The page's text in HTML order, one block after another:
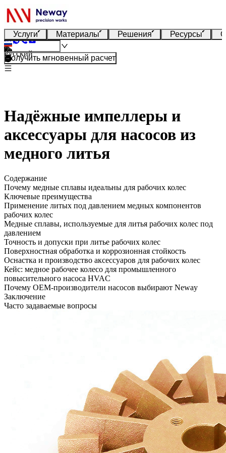
Услуги Материалы Решения Ресурсы
Русский
Получить мгновенный расчет
Надёжные импеллеры и
аксессуары для насосов из
медного литья
Содержание
Почему медные сплавы идеальны для рабочих колес
Ключевые преимущества
Применение литых под давлением медных компонентов
рабочих колес
Медные сплавы, используемые для литья рабочих колес под
давлением
Точность и допуски при литье рабочих колес
Поверхностная обработка и коррозионная стойкость
Оснастка и производство аксессуаров для рабочих колес
Кейс: медное рабочее колесо для промышленного
повысительного насоса HVAC
Почему OEM-производители насосов выбирают Neway
Заключение
Часто задаваемые вопросы